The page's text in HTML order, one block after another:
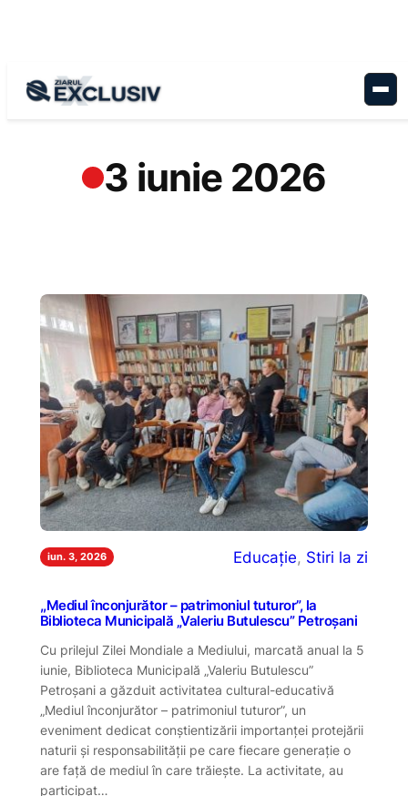
3 iunie 2026
iun. 3, 2026 Educație, Stiri la zi
,,Mediul înconjurător – patrimoniul tuturor”, la
Biblioteca Municipală „Valeriu Butulescu” Petroșani
Cu prilejul Zilei Mondiale a Mediului, marcată anual la 5
iunie, Biblioteca Municipală „Valeriu Butulescu”
Petroșani a găzduit activitatea cultural-educativă
„Mediul înconjurător – patrimoniul tuturor”, un
eveniment dedicat conștientizării importanței protejării
naturii și responsabilității pe care fiecare generație o
are față de mediul în care trăiește. La activitate, au
participat…